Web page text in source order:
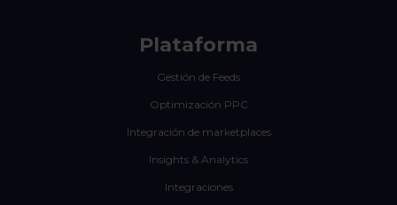
Plataforma
Gestión de Feeds
Optimización PPC
Integración de marketplaces
Insights & Analytics
Integraciones